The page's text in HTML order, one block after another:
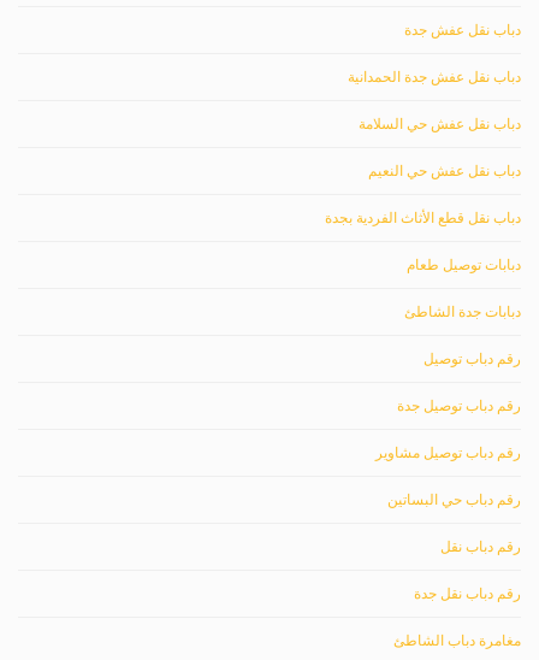
دباب نقل عفش جدة
دباب نقل عفش جدة الحمدانية
دباب نقل عفش حي السلامة
دباب نقل عفش حي النعيم
دباب نقل قطع الأثاث الفردية بجدة
دبابات توصيل طعام
دبابات جدة الشاطئ
رقم دباب توصيل
رقم دباب توصيل جدة
رقم دباب توصيل مشاوير
رقم دباب حي البساتين
رقم دباب نقل
رقم دباب نقل جدة
مغامرة دباب الشاطئ